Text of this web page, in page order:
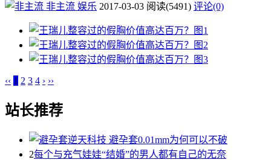
非主流 娱乐 2017-03-03 阅读(5491) 评论(0)
‹‹ 1 2 3 4 › ››
站长推荐
2每个与充气娃娃“结婚”的男人都有自己的无奈